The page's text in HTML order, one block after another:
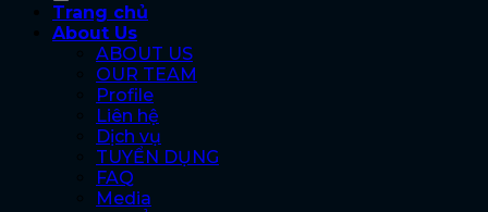
Trang chủ
About Us
ABOUT US
OUR TEAM
Profile
Liên hệ
Dịch vụ
TUYỂN DỤNG
FAQ
Media